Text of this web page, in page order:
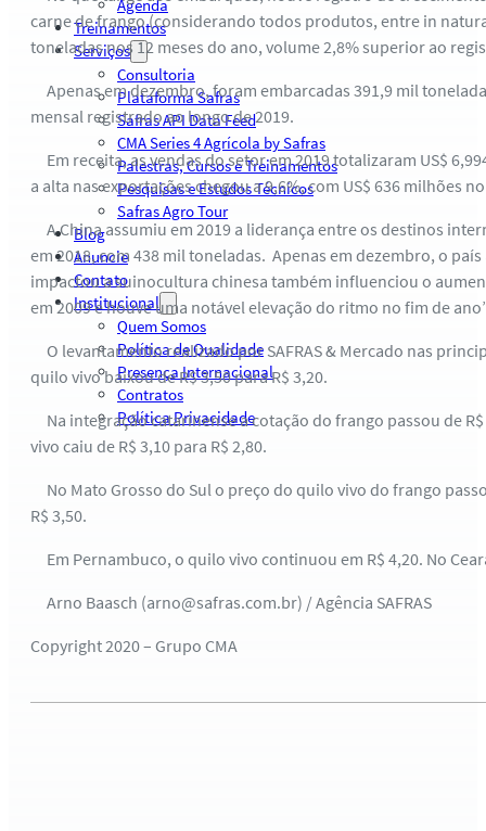
Agenda
Treinamentos
Serviços
Consultoria
Plataforma Safras
Safras API Data Feed
CMA Series 4 Agrícola by Safras
Palestras, Cursos e Treinamentos
Pesquisas e Estudos Técnicos
Safras Agro Tour
Blog
Anuncie
Contato
Institucional
Quem Somos
Política de Qualidade
Presença Internacional
Contratos
Política Privacidade
carne de frango (considerando todos produtos, entre in
toneladas nos 12 meses do ano, volume 2,8% superior ao
Apenas em dezembro, foram embarcadas 391,9 mil
mensal registrado ao longo de 2019.
Em receita, as vendas do setor em 2019 totalizaram US$
a alta nas exportações chegou a 9,6%, com US$ 636 milhões
A China assumiu em 2019 a liderança entre os destinos
em 2018, com 438 mil toneladas. Apenas em dezembro, o
impactou a suinocultura chinesa também influenciou o
em 2009 e houve uma notável elevação do ritmo no fim de
O levantamento realizado por SAFRAS & Mercado nas
quilo vivo baixou de R$ 3,50 para R$ 3,20.
Na integração catarinense a cotação do frango passou de
vivo caiu de R$ 3,10 para R$ 2,80.
No Mato Grosso do Sul o preço do quilo vivo do frango
R$ 3,50.
Em Pernambuco, o quilo vivo continuou em R$ 4,20. No
Arno Baasch (arno@safras.com.br) / Agência SAFRAS
Copyright 2020 – Grupo CMA